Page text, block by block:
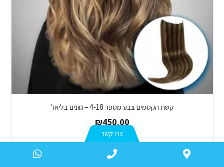
קשת הקסמים צבע מספר 4-18 – גוונים בליאז'
₪450.00
הוספה לסל
צרו קשר